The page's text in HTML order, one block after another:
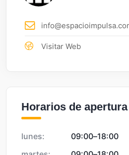
Visitar Web
Horarios de apertura
lunes: 09:00–18:00